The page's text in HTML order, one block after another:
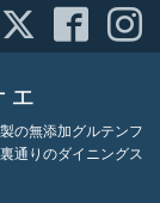
の無添加グルテンフ
通りのダイニングス